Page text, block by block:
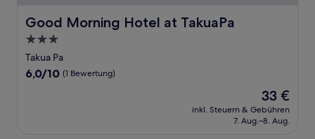
Good Morning Hotel at TakuaPa
Good Morning Hotel at TakuaPa
3.0-
Sterne-
Unterkunft
Takua Pa
6.0
6,0/10 (1 Bewertung)
Der
Preis
beträgt
33 €
inkl. Steuern & Gebühren
7. Aug.–8. Aug.